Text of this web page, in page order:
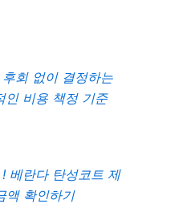
회 없이 결정하는
인 비용 책정 기준
베란다 탄성코트 제
액 확인하기